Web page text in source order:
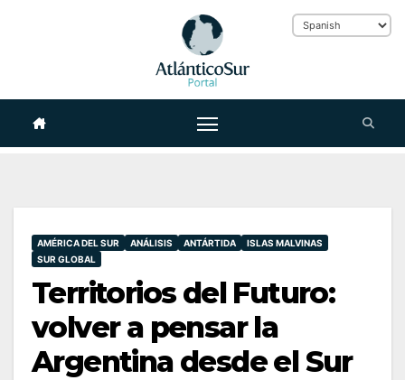
AMÉRICA DEL SUR ANÁLISIS ANTÁRTIDA
ISLAS MALVINAS
SUR GLOBAL
Territorios del Futuro:
volver a pensar la
Argentina desde el Sur